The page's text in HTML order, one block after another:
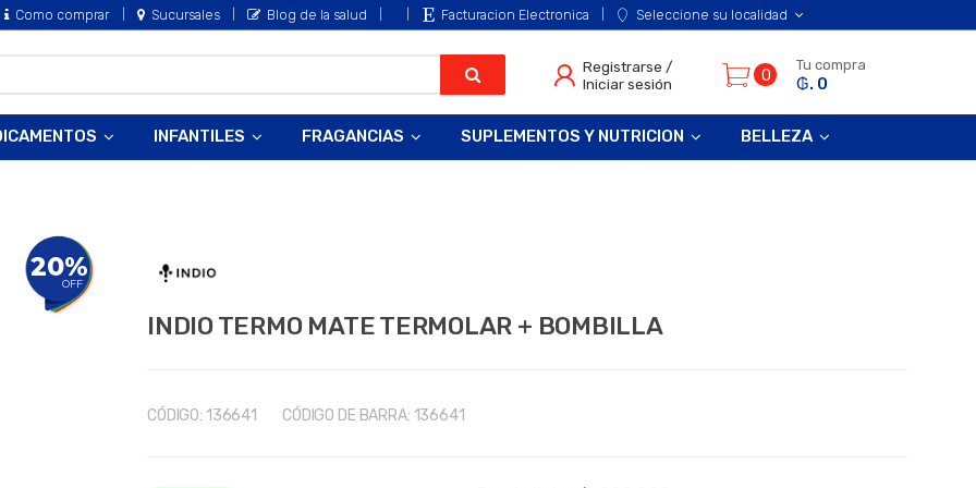
Como comprar Sucursales Blog de la salud Facturacion Electronica Seleccione su localidad
Registrarse /
Iniciar sesión
0
Tu compra
₲. 0
INFANTILES FRAGANCIAS SUPLEMENTOS Y NUTRICION BELLEZA
20%
OFF
INDIO TERMO MATE TERMOLAR + BOMBILLA
CÓDIGO: 136641 CÓDIGO DE BARRA: 136641